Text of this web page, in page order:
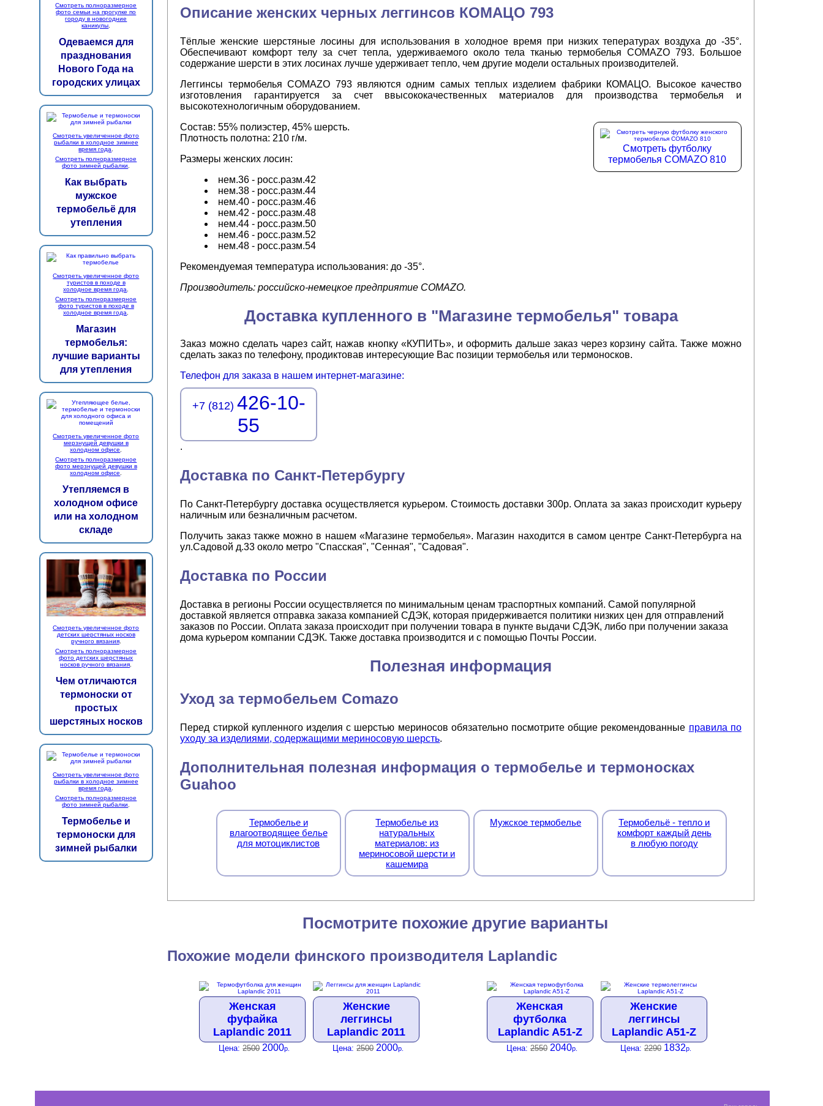
Описание женских черных леггинсов КОМАЦО 793
Тёплые женские шерстяные лосины для использования в холодное время при низких тепературах воздуха до -35°.
Обеспечивают комфорт телу за счет тепла, удерживаемого около тела тканью термобелья COMAZO 793. Большое
содержание шерсти в этих лосинах лучше удерживает тепло, чем другие модели остальных производителей.
Леггинсы термобелья COMAZO 793 являются одним самых теплых изделием фабрики КОМАЦО. Высокое качество
изготовления гарантируется за счет ввысококачественных материалов для производства термобелья и
высокотехнологичным оборудованием.
Смотреть футболку
термобелья COMAZO 810
Состав: 55% полиэстер, 45% шерсть.
Плотность полотна: 210 г/м.
Размеры женских лосин:
нем.36 - росс.разм.42
нем.38 - росс.разм.44
нем.40 - росс.разм.46
нем.42 - росс.разм.48
нем.44 - росс.разм.50
нем.46 - росс.разм.52
нем.48 - росс.разм.54
Рекомендуемая температура использования: до -35°.
Производитель: российско-немецкое предприятие COMAZO.
Доставка купленного в "Магазине термобелья" товара
Заказ можно сделать чарез сайт, нажав кнопку «КУПИТЬ», и оформить дальше заказ через корзину сайта. Также можно
сделать заказ по телефону, продиктовав интересующие Вас позиции термобелья или термоносков.
Телефон для заказа в нашем интернет-магазине:
+7 (812) 426-10-
55
.
Доставка по Санкт-Петербургу
По Санкт-Петербургу доставка осуществляется курьером. Стоимость доставки 300р. Оплата за заказ происходит курьеру
наличным или безналичным расчетом.
Получить заказ также можно в нашем «Магазине термобелья». Магазин находится в самом центре Санкт-Петербурга на
ул.Садовой д.33 около метро "Спасская", "Сенная", "Садовая".
Доставка по России
Доставка в регионы России осуществляется по минимальным ценам траспортных компаний. Самой популярной
доставкой является отправка заказа компанией СДЭК, которая придерживается политики низких цен для отправлений
заказов по России. Оплата заказа происходит при получении товара в пункте выдачи СДЭК, либо при получении заказа
дома курьером компании СДЭК. Также доставка производится и с помощью Почты России.
Полезная информация
Уход за термобельем Comazo
Перед стиркой купленного изделия с шерстью мериносов обязательно посмотрите общие рекомендованные правила по
уходу за изделиями, содержащими мериносовую шерсть.
Дополнительная полезная информация о термобелье и термоносках
Guahoo
Термобелье и
влагоотводящее белье
для мотоциклистов
Термобелье из
натуральных
материалов: из
мериносовой шерсти и
кашемира
Мужское термобелье
Термобельё - тепло и
комфорт каждый день
в любую погоду
Посмотрите похожие другие варианты
Похожие модели финского производителя Laplandic
Женская
фуфайка
Laplandic 2011
Цена:2500 2000р.
Женские
леггинсы
Laplandic 2011
Цена:2500 2000р.
Женская
футболка
Laplandic A51-Z
Цена: 2550 2040р.
Женские
леггинсы
Laplandic A51-Z
Цена: 2290 1832р.
Смотреть полноразмерное
фото семьи на прогулке по
городу в новогодние
каникулы
Одеваемся для
празднования
Нового Года на
городских улицах
Смотреть увеличенное фото
рыбалки в холодное зимнее
время года
Смотреть полноразмерное
фото зимней рыбалки
Как выбрать
мужское
термобельё для
утепления
Смотреть увеличенное фото
туристов в походе в
холодное время года
Смотреть полноразмерное
фото туристов в походе в
холодное время года
Магазин
термобелья:
лучшие варианты
для утепления
Смотреть увеличенное фото
мерзнущей девушки в
холодном офисе
Смотреть полноразмерное
фото мерзнущей девушки в
холодном офисе
Утепляемся в
холодном офисе
или на холодном
складе
Смотреть увеличенное фото
детских шерстяных носков
ручного вязания.
Смотреть полноразмерное
фото детских шерстяных
носков ручного вязания
Чем отличаются
термоноски от
простых
шерстяных носков
Смотреть увеличенное фото
рыбалки в холодное зимнее
время года
Смотреть полноразмерное
фото зимней рыбалки
Термобелье и
термоноски для
зимней рыбалки